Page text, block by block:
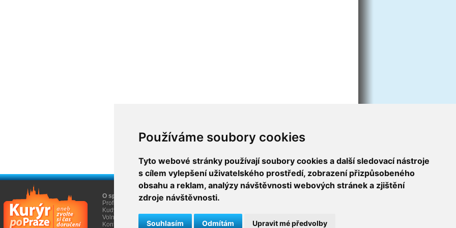
Používáme soubory cookies
Tyto webové stránky používají soubory cookies a další sledovací nástroje
s cílem vylepšení uživatelského prostředí, zobrazení přizpůsobeného
obsahu a reklam, analýzy návštěvnosti webových stránek a zjištění
zdroje návštěvnosti.
Souhlasím Odmítám Upravit mé předvolby
O společnosti
Profil firmy AGEM
Kudy k nám
Volná místa
Kontakty
O nákupu
Obchodní informace